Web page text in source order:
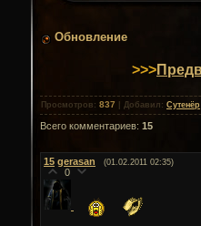
Обновление
>>>
Просмотров : 837 Добавил : Сутенёр
Всего комментариев: 15
15 gerasan (01.02.2011 02:35)
0